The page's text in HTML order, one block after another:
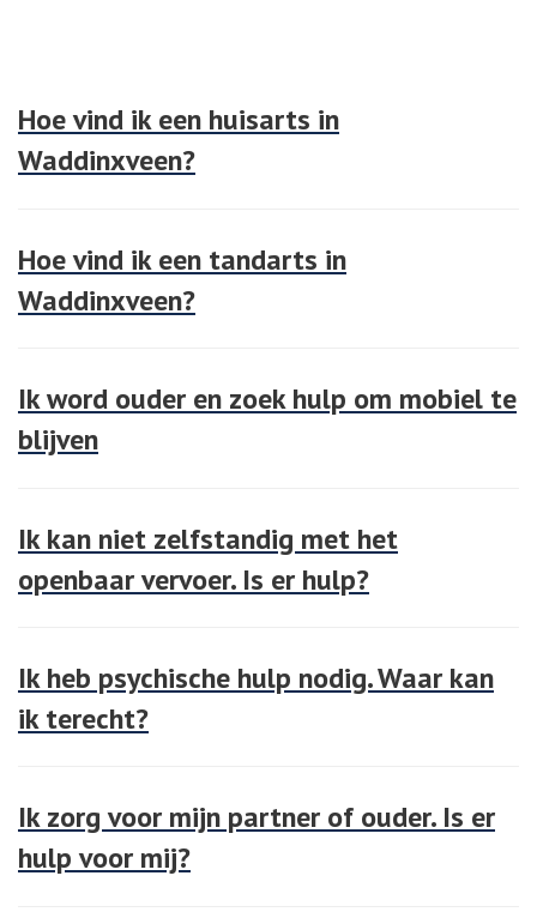
Hoe vind ik een huisarts in
Waddinxveen?
Hoe vind ik een tandarts in
Waddinxveen?
Ik word ouder en zoek hulp om mobiel te
blijven
Ik kan niet zelfstandig met het
openbaar vervoer. Is er hulp?
Ik heb psychische hulp nodig. Waar kan
ik terecht?
Ik zorg voor mijn partner of ouder. Is er
hulp voor mij?